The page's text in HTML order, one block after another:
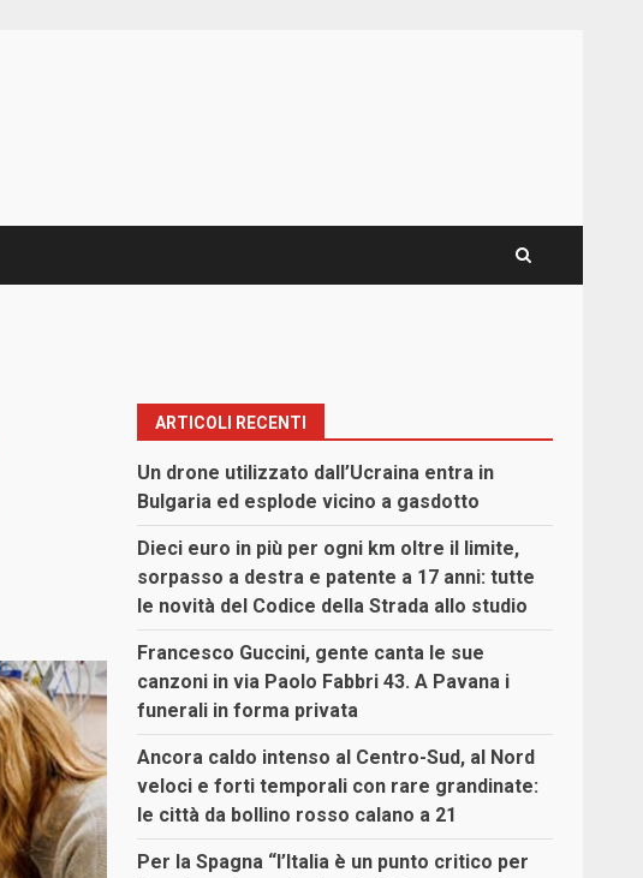
ARTICOLI RECENTI
Un drone utilizzato dall’Ucraina entra in
Bulgaria ed esplode vicino a gasdotto
Dieci euro in più per ogni km oltre il limite,
sorpasso a destra e patente a 17 anni: tutte
le novità del Codice della Strada allo studio
Francesco Guccini, gente canta le sue
canzoni in via Paolo Fabbri 43. A Pavana i
funerali in forma privata
Ancora caldo intenso al Centro-Sud, al Nord
veloci e forti temporali con rare grandinate:
le città da bollino rosso calano a 21
Per la Spagna “l’Italia è un punto critico per